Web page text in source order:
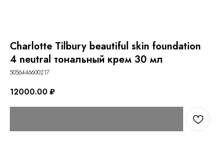
Charlotte Tilbury beautiful skin foundation
4 neutral тональный крем 30 мл
5056446600217
12000.00 ₽